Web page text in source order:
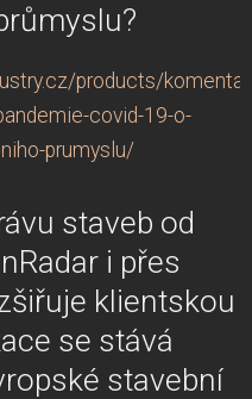
products/
covid-19-o-
prumyslu/
staveb od
i přes
klientskou
se stává
stavební